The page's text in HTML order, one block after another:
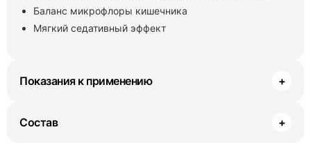
Баланс микрофлоры кишечника
Мягкий седативный эффект
Показания к применению +
Состав +